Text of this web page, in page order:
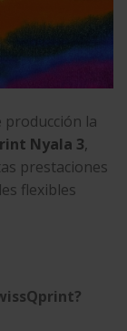
la
Nyala 3,
prestaciones
flexibles